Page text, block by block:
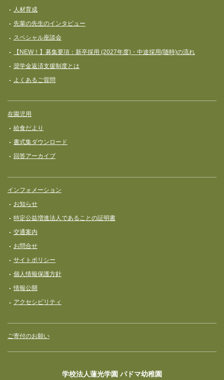
人材育成
先輩の先生のインタビュー
スペシャル座談会
【NEW！】募集要項：新卒採用 (2027年度)・中途採用(随時)の流れ
奨学⾦返済⽀援制度とは
よくあるご質問
在園児用
給食だより
書式集ダウンロード
回答アーカイブ
インフォメーション
お知らせ
特定公益増進法人であることの証明書
交通案内
お問合せ
サイトポリシー
個人情報保護方針
情報公開
アクセシビリティ
ご寄付のお願い
学校法人蓮光学園 パドマ幼稚園